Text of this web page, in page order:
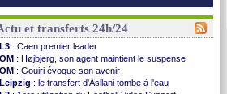
et transferts 24h/24
L3 : Caen premier leader
OM : Højbjerg, son agent maintient le suspense
OM : Gouiri évoque son avenir
Leipzig : le transfert d'Asllani tombe à l'eau